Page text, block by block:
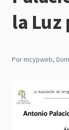
la Luz
Pormcypweb,